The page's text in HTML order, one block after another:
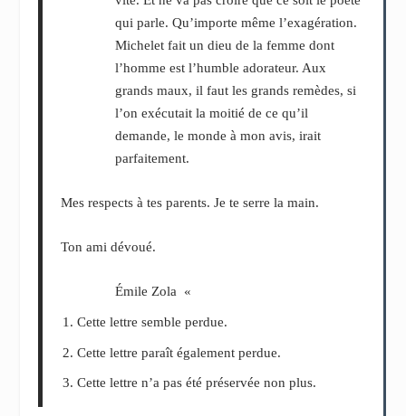
qui parle. Qu’importe même l’exagération.
Michelet fait un dieu de la femme dont
l’homme est l’humble adorateur. Aux
grands maux, il faut les grands remèdes, si
l’on exécutait la moitié de ce qu’il
demande, le monde à mon avis, irait
parfaitement.
Mes respects à tes parents. Je te serre la main.
Ton ami dévoué.
Émile Zola «
Cette lettre semble perdue.
Cette lettre paraît également perdue.
Cette lettre n’a pas été préservée non plus.